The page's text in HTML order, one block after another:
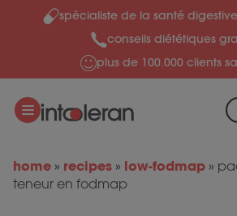
Skip to content
spécialiste de la santé
conseils diététiques
plus de 100.000 clients
home » recipes » low-fodmap »
teneur en fodmap